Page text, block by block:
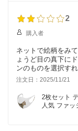
2
購入者
ネットで絵柄をみ
ょうど目の真下に
ンのものを選択す
注文日：2025/11/21
2枚セット
人気 ファ